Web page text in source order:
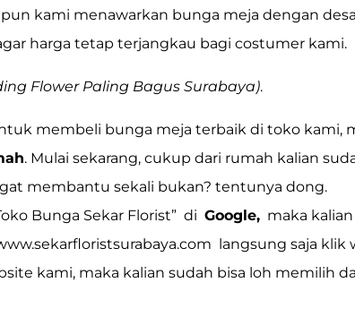
kami menawarkan bunga meja dengan
harga tetap terjangkau bagi costumer kami.
Flower Paling Bagus Surabaya).
membeli bunga meja terbaik di toko kami,
. Mulai sekarang, cukup dari rumah kalian
membantu sekali bukan? tentunya dong.
Bunga Sekar Florist” di Google, maka
langsung saja klik
kami, maka kalian sudah bisa loh memilih